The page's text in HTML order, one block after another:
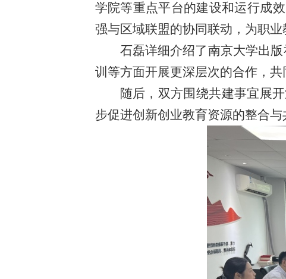
学院等重点平台的建设和运行成
强与区域联盟的协同联动，为职业
石磊详细介绍了南京大学出
训等方面开展更深层次的合作，共
随后，双方围绕共建事宜展
步促进创新创业教育资源的整合与